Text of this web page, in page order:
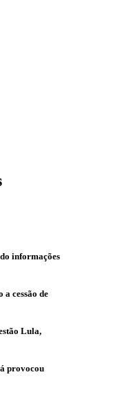
informações
a cessão de
Lula,
provocou